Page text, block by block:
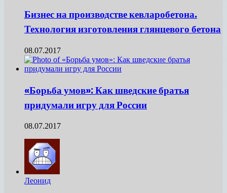
Бизнес на производстве кевларобетона.
Технология изготовления глянцевого бетона
08.07.2017
«Борьба умов»: Как шведские братья
придумали игру для России
08.07.2017
Леонид